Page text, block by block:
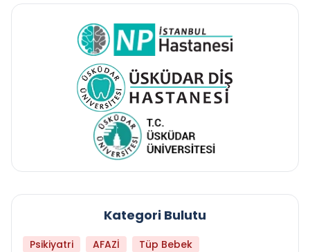
Kategori Bulutu
Psikiyatri AFAZİ
Tüp Bebek